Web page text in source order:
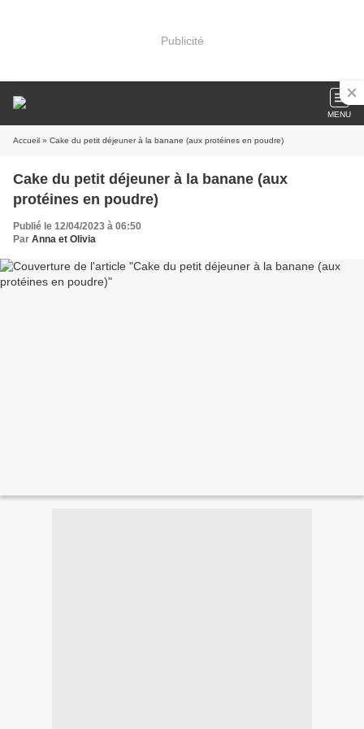
Publicité
MENU
Accueil » Cake du petit déjeuner à la banane (aux protéines en poudre)
Cake du petit déjeuner à la banane (aux
protéines en poudre)
Publié le 12/04/2023 à 06:50
Par Anna et Olivia